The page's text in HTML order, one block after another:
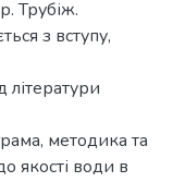
Трубіж.
з вступу,
методика та
якості води в